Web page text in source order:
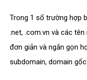
Trong 1 số trường hợp
.net, .com.vn và các
đơn giản và ngắn gọn
subdomain, domain